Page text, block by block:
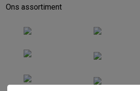
Ons assortiment